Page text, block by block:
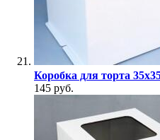
Коробка для торта
145 руб.